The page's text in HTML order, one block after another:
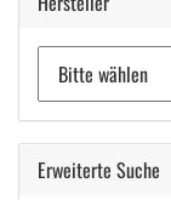
Erweiterte Suche